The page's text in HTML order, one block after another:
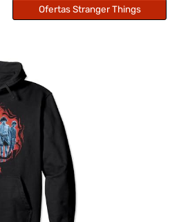
Ofertas Stranger Things